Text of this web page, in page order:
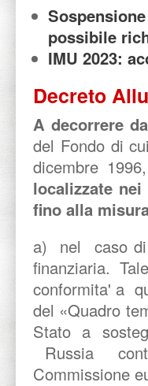
possibile
IMU 2023:
Decreto
A decorrere
del Fondo di
dicembre
localizzate
fino alla
a) nel caso di
finanziaria.
conformita' a
del «Quadro
Stato a
Russia
Commissione